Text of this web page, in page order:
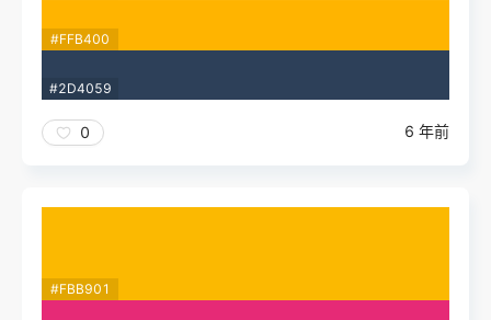
#FFB400
#2D4059
0 6 年前
#FBB901